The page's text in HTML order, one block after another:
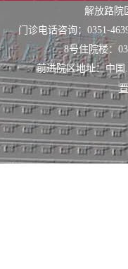
解放路
门诊电话咨询：0351-
8号住院楼：
前进院区地址：中